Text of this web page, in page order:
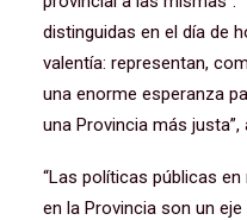
distinguidas en el día de
valentía: representan,
una enorme esperanza
una Provincia más justa”,
“Las políticas públicas
en la Provincia son un